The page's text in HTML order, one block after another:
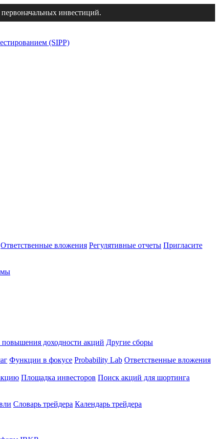
инвестиций.
(SIPP)
Ответственные вложения Регулятивные отчеты Пригласите
доходности акций Другие сборы
Функции в фокусе Probability Lab Ответственные вложения
Площадка инвесторов Поиск акций для шортинга
Словарь трейдера Календарь трейдера